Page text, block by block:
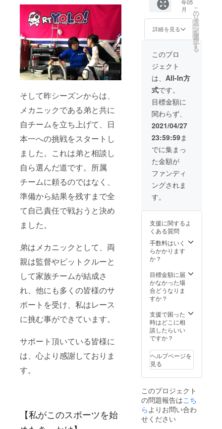
そして昨シーズンからは、
メカニックである弟と共に
自チームを立ち上げて、日
本一への挑戦をスタートし
ました。これは弟と相談し
自ら選んだ道です。所属
チームに頼るのではなく、
準備から結果を残すまで全
て自己責任で戦おうと決め
ました。
弟はメカニックとして、両
親は監督やピットクルーと
して家族チームが結成さ
れ、他にも多くの皆様のサ
ポートを受け、私はレース
に挑む事ができています。
サポート頂いている皆様に
は、心より感謝しておりま
す。
【私がこのスポーツを始
に掲載
させて
頂くお
名前(個
人名)ま
たは
ニック
ネーム
をご入
力くだ
さい。
※掲載名
のサイ
ズ、
フォン
ト、
色、位
置等は
こちら
で決定
させて
頂きま
すので
予めご
グッズ
プラン
＋マシ
ンに名
入れプ
ラン＋
限定
キャッ
プ (全て
非売品)
※こちら
のプラ
ンは購
入後に
直接
メール
にてご
連絡く
ださ
い。
team-
shizu@
amail.pl
ala.or.jp
マシン
させて
頂くお
名前(個
人名)ま
たは
ネーム
をご入
力くだ
さい。
プへの
名入れ
は、マ
シン掲
同じと
させて
頂きま
す。 ※
のサイ
ズ、
フォン
ト、
色、位
年05
月
詳細を見る
こ
の
リ
タ
ー
ン
を
選
択
す
る
このプロ
ジェクト
は、 All-In方
式です。
目標金額に
関わらず、
2021/04/27
23:59:59ま
でに集まっ
た金額が
ファンディ
ングされま
す。
支援に関するよ
くある質問
手数料はいく
らかかります
か？
目標金額に届
かなかった場
合どうなりま
すか？
支援で困った
時はどこに相
談したらいい
ですか？
ヘルプページを
見る
このプロジェクト
の問題報告はこち
ら よりお問い合わ
せください